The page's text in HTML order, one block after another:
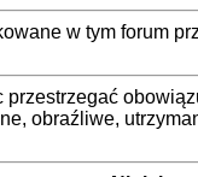
w tym forum
przestrzegać
obraźliwe,